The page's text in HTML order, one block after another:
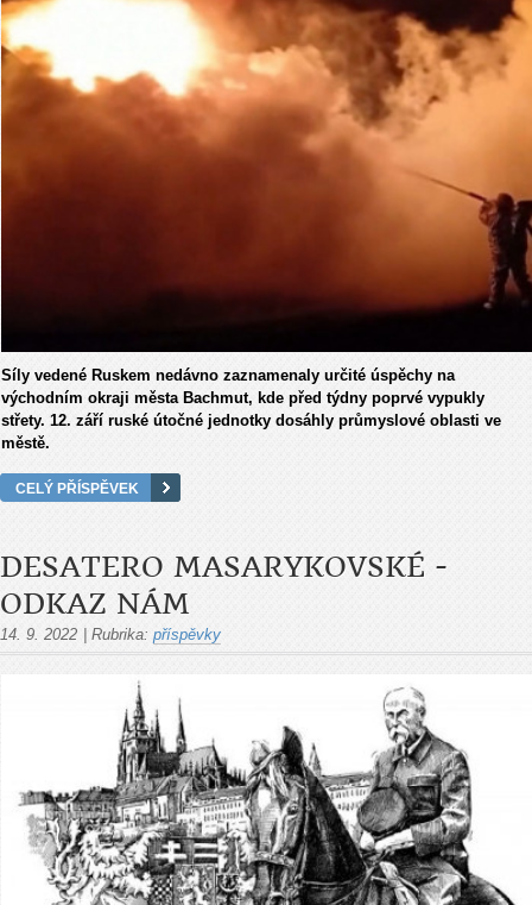
Síly vedené Ruskem nedávno zaznamenaly určité úspěchy na
východním okraji města Bachmut, kde před týdny poprvé vypukly
střety. 12. září ruské útočné jednotky dosáhly průmyslové oblasti ve
městě.
CELÝ PŘÍSPĚVEK
DESATERO MASARYKOVSKÉ -
ODKAZ NÁM
14. 9. 2022 Rubrika: příspěvky